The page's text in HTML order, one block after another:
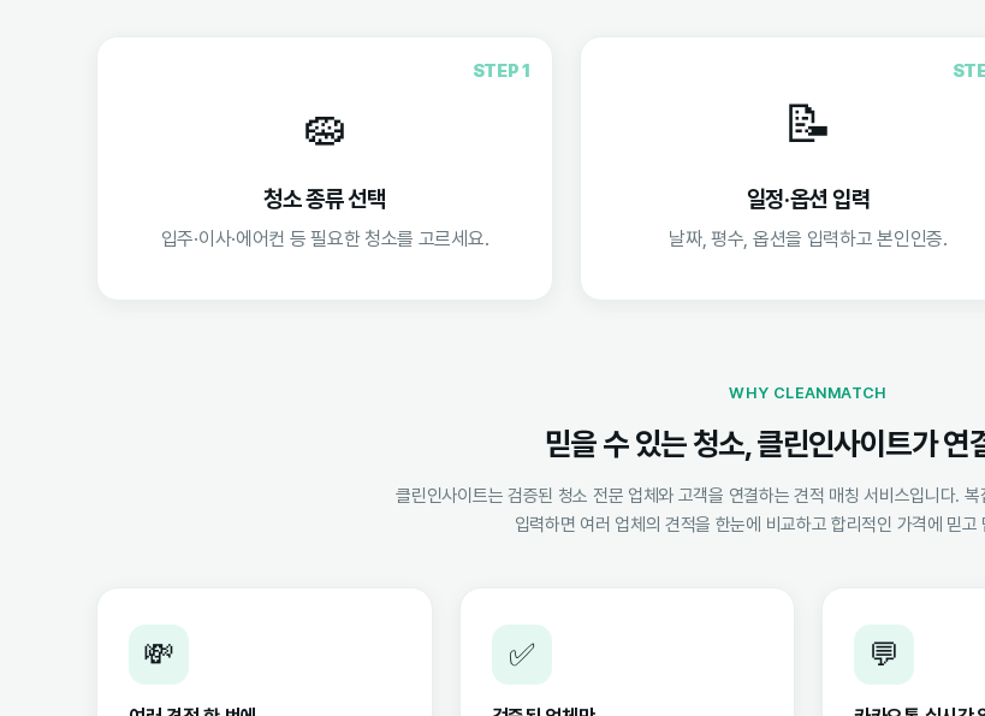
STEP 1
🧽
청소 종류 선택
입주·이사·에어컨 등 필요한 청소를 고르세요.
📝
일정·옵션 입력
날짜, 평수, 옵션을 입력하고 본인인증.
WHY CLEANMATCH
믿을 수 있는 청소, 클린인사이트가 연
클린인사이트는 검증된 청소 전문 업체와 고객을 연결하는 견적 매칭 서비스입니다.
입력하면 여러 업체의 견적을 한눈에 비교하고 합리적인 가격에 믿고
💸 ✅ 💬